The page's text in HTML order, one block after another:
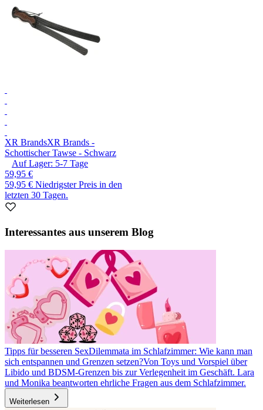
XR BrandsXR Brands -
Schottischer Tawse - Schwarz
Auf Lager: 5-7 Tage
59,95 €
59,95 € Niedrigster Preis in den
letzten 30 Tagen.
Interessantes aus unserem Blog
Tipps für besseren SexDilemmata im Schlafzimmer: Wie kann man
sich entspannen und Grenzen setzen?Von Toys und Vorspiel über
Libido und BDSM-Grenzen bis zur Verlegenheit im Geschäft. Lara
und Monika beantworten ehrliche Fragen aus dem Schlafzimmer.
Weiterlesen